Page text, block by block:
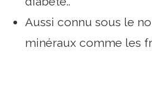
Aussi connu sous le
minéraux comme les